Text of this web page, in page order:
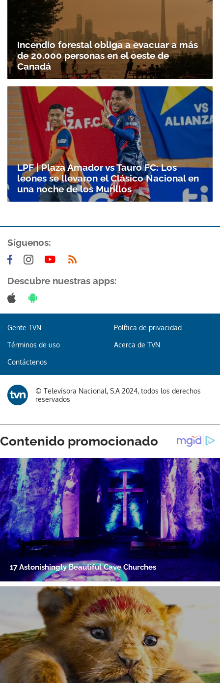
Incendio forestal obliga a evacuar a más
de 20.000 personas en el oeste de
Canadá
LPF | Plaza Amador vs Tauro FC: Los
leones se llevaron el Clásico Nacional en
una noche de los Murillos
Síguenos:
Descubre nuestras apps:
Gente TVN Política de privacidad
Términos de uso Acerca de TVN
Contáctenos
© Televisora Nacional, S.A 2024, todos los derechos
reservados